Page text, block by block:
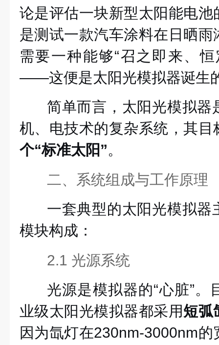
论是评估一块新型太阳能电
是测试一款汽车涂料在日晒
需要一种能够“召之即来、
——这便是太阳光模拟器诞生
简单而言，太阳光模拟器
机、电技术的复杂系统，其目
个“标准太阳”。
二、系统组成与工作原理
一套典型的太阳光模拟器
模块构成：
2.1 光源系统
光源是模拟器的“心脏”
业级太阳光模拟器都采用短弧
因为氙灯在230nm-3000nm